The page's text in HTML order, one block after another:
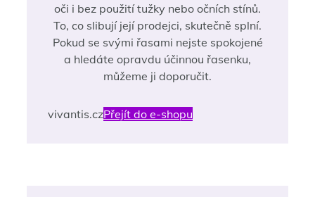
oči i bez použití tužky nebo očních stínů.
To, co slibují její prodejci, skutečně splní.
Pokud se svými řasami nejste spokojené
a hledáte opravdu účinnou řasenku,
můžeme ji doporučit.
vivantis.czPřejít do e-shopu